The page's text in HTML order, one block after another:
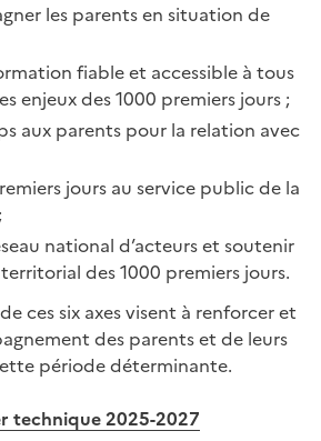
les parents en situation de
fiable et accessible à tous
enjeux des 1000 premiers jours ;
aux parents pour la relation avec
jours au service public de la
national d’acteurs et soutenir
des 1000 premiers jours.
ces six axes visent à renforcer et
des parents et de leurs
période déterminante.
technique 2025-2027